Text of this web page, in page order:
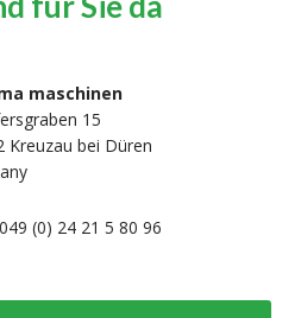
maschinen
15
Kreuzau bei Düren
(0) 24 21 5 80 96